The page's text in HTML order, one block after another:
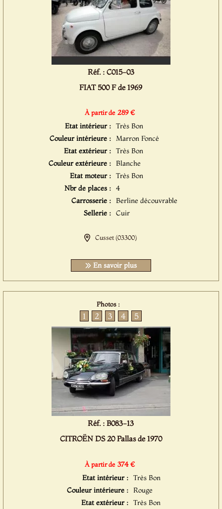
Réf. : C015-03
FIAT 500 F de 1969
À partir de 289 €
Etat intérieur : Très Bon
Couleur intérieure : Marron Foncé
Etat extérieur : Très Bon
Couleur extérieure : Blanche
Etat moteur : Très Bon
Nbr de places : 4
Carrosserie : Berline découvrable
Sellerie : Cuir
Cusset (03300)
En savoir plus
Photos :
1 2 3 4 5
Réf. : B083-13
CITROËN DS 20 Pallas de 1970
À partir de 374 €
Etat intérieur : Très Bon
Couleur intérieure : Rouge
Etat extérieur : Très Bon